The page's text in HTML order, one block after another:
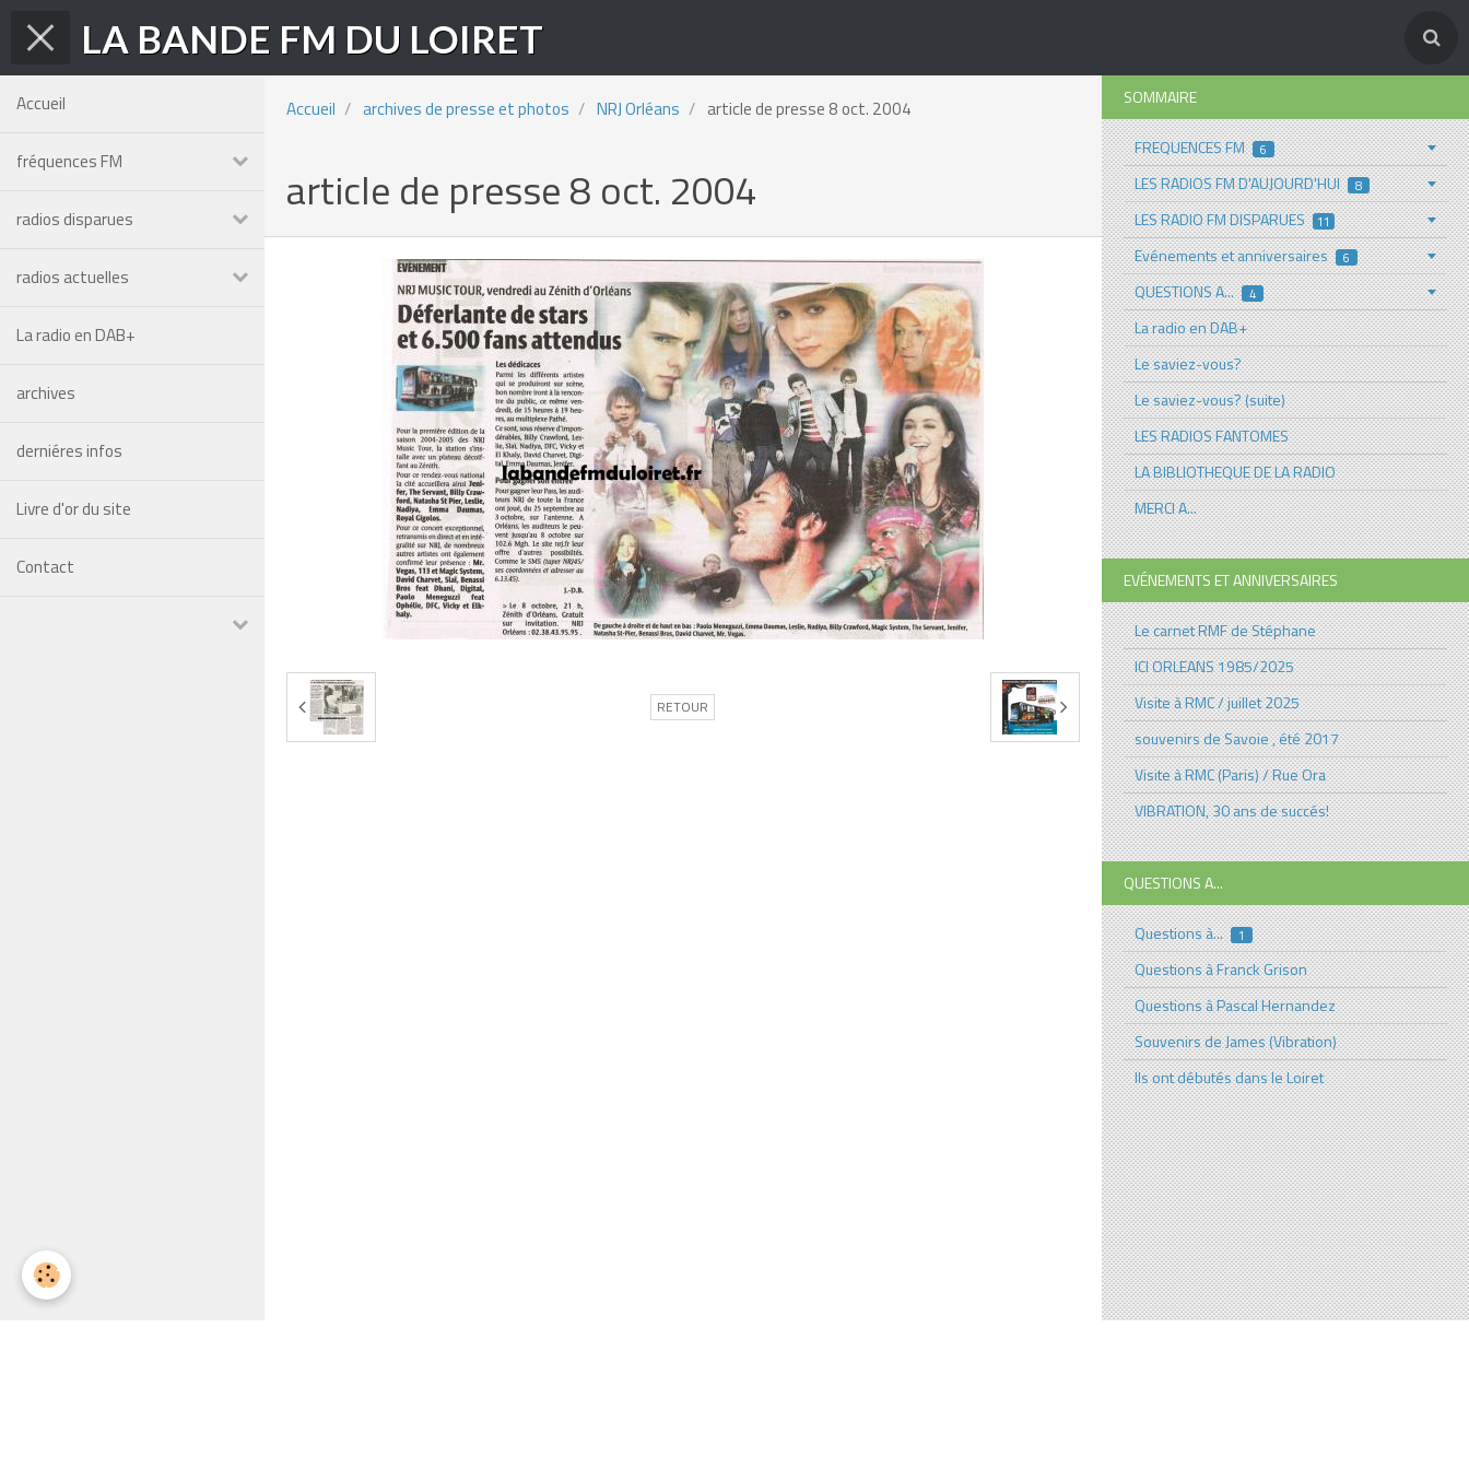
LA BANDE FM DU LOIRET
Accueil
fréquences FM
radios disparues
radios actuelles
La radio en DAB+
archives
derniéres infos
Livre d'or du site
Contact
Accueil archives de presse et photos NRJ Orléans article de presse 8 oct. 2004
article de presse 8 oct. 2004
RETOUR
SOMMAIRE
FREQUENCES FM 6
LES RADIOS FM D'AUJOURD'HUI 8
LES RADIO FM DISPARUES 11
Evénements et anniversaires 6
QUESTIONS A... 4
La radio en DAB+
Le saviez-vous?
Le saviez-vous? (suite)
LES RADIOS FANTOMES
LA BIBLIOTHEQUE DE LA RADIO
MERCI A...
EVÉNEMENTS ET ANNIVERSAIRES
Le carnet RMF de Stéphane
ICI ORLEANS 1985/2025
Visite à RMC / juillet 2025
souvenirs de Savoie , été 2017
Visite à RMC (Paris) / Rue Ora
VIBRATION, 30 ans de succés!
QUESTIONS A...
Questions à... 1
Questions à Franck Grison
Questions à Pascal Hernandez
Souvenirs de James (Vibration)
Ils ont débutés dans le Loiret